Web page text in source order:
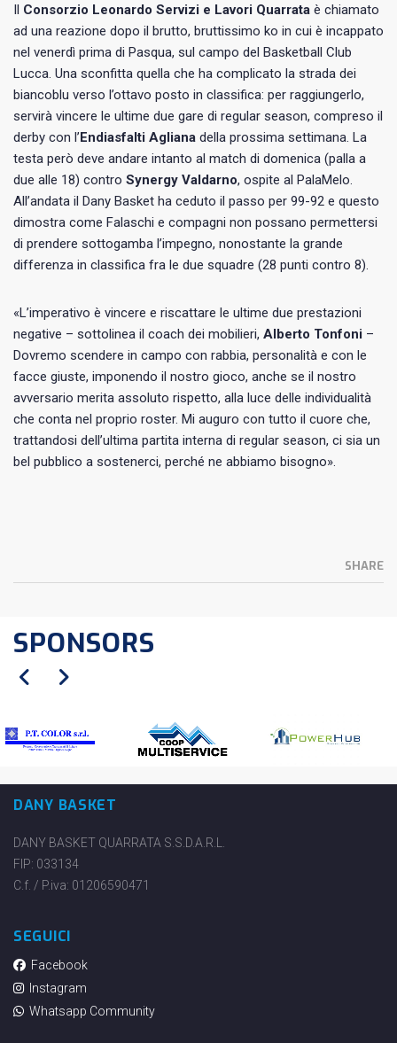
Il Consorzio Leonardo Servizi e Lavori Quarrata è chiamato
ad una reazione dopo il brutto, bruttissimo ko in cui è incappato
nel venerdì prima di Pasqua, sul campo del Basketball Club
Lucca. Una sconfitta quella che ha complicato la strada dei
biancoblu verso l’ottavo posto in classifica: per raggiungerlo,
servirà vincere le ultime due gare di regular season, compreso il
derby con l’Endiasfalti Agliana della prossima settimana. La
testa però deve andare intanto al match di domenica (palla a
due alle 18) contro Synergy Valdarno, ospite al PalaMelo.
All’andata il Dany Basket ha ceduto il passo per 99-92 e questo
dimostra come Falaschi e compagni non possano permettersi
di prendere sottogamba l’impegno, nonostante la grande
differenza in classifica fra le due squadre (28 punti contro 8).
«L’imperativo è vincere e riscattare le ultime due prestazioni
negative – sottolinea il coach dei mobilieri, Alberto Tonfoni –
Dovremo scendere in campo con rabbia, personalità e con le
facce giuste, imponendo il nostro gioco, anche se il nostro
avversario merita assoluto rispetto, alla luce delle individualità
che conta nel proprio roster. Mi auguro con tutto il cuore che,
trattandosi dell’ultima partita interna di regular season, ci sia un
bel pubblico a sostenerci, perché ne abbiamo bisogno».
SHARE
SPONSORS
DANY BASKET
DANY BASKET QUARRATA S.S.D.A.R.L.
FIP: 033134
C.f. / P.iva: 01206590471
SEGUICI
Facebook
Instagram
Whatsapp Community